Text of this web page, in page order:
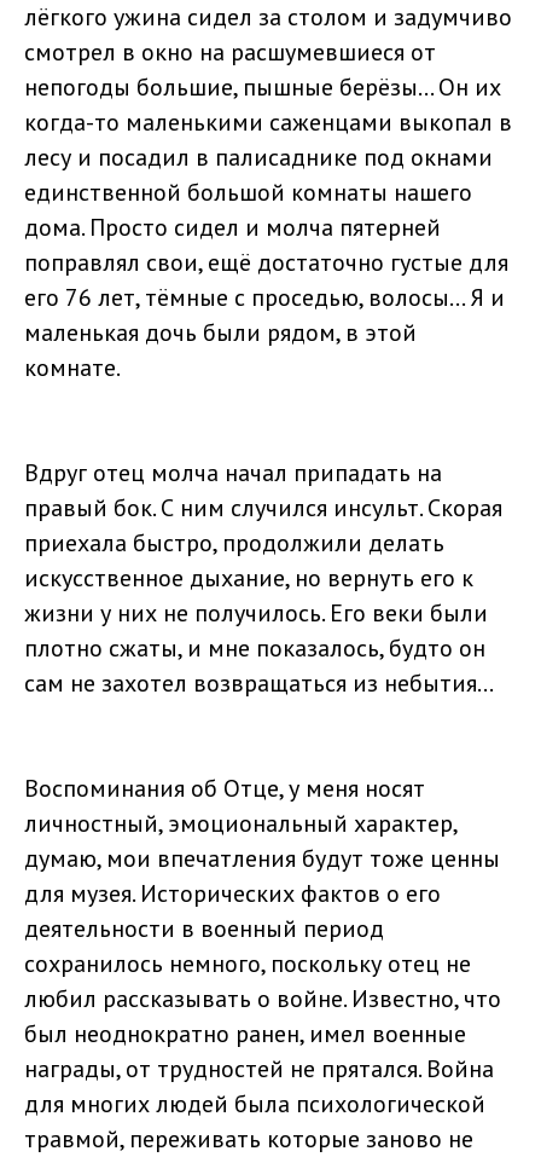
лёгкого ужина сидел за столом и задумчиво
смотрел в окно на расшумевшиеся от
непогоды большие, пышные берёзы... Он их
когда-то маленькими саженцами выкопал в
лесу и посадил в палисаднике под окнами
единственной большой комнаты нашего
дома. Просто сидел и молча пятерней
поправлял свои, ещё достаточно густые для
его 76 лет, тёмные с проседью, волосы... Я и
маленькая дочь были рядом, в этой
комнате.
Вдруг отец молча начал припадать на
правый бок. С ним случился инсульт. Скорая
приехала быстро, продолжили делать
искусственное дыхание, но вернуть его к
жизни у них не получилось. Его веки были
плотно сжаты, и мне показалось, будто он
сам не захотел возвращаться из небытия...
Воспоминания об Отце, у меня носят
личностный, эмоциональный характер,
думаю, мои впечатления будут тоже ценны
для музея. Исторических фактов о его
деятельности в военный период
сохранилось немного, поскольку отец не
любил рассказывать о войне. Известно, что
был неоднократно ранен, имел военные
награды, от трудностей не прятался. Война
для многих людей была психологической
травмой, переживать которые заново не